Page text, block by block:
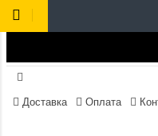
Доставка Оплата